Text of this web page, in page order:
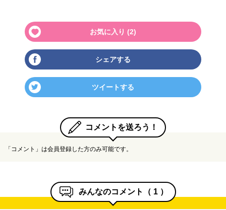
お気に入り (2)
シェアする
ツイートする
コメントを送ろう！
「コメント」は会員登録した方のみ可能です。
みんなのコメント（ 1 ）